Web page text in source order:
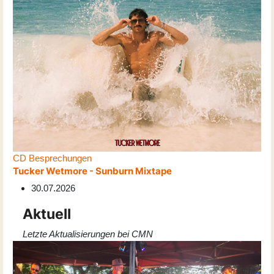
CD Besprechungen
Tucker Wetmore - Sunburn Mixtape
30.07.2026
Aktuell
Letzte Aktualisierungen bei CMN